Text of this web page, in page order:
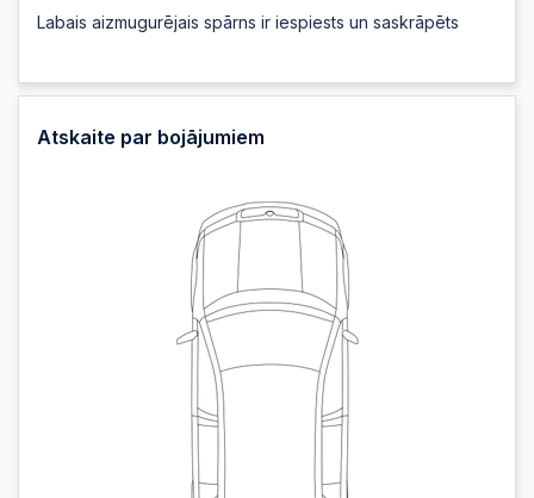
Labais aizmugurējais spārns ir iespiests un saskrāpēts
Atskaite par bojājumiem